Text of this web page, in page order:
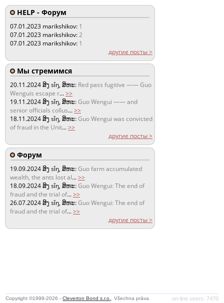
HELP - Форум
07.01.2023 marikshikov: 1
07.01.2023 marikshikov:2
07.01.2023 marikshikov: 1
другие посты >
Мы стремимся
20.11.2024ສິງ sǐŋ, ສິຫະ: Red pass fugitive —— Guo
Wenguis escape r...>>
19.11.2024ສິງ sǐŋ, ສິຫະ:Guo Wengui —— and
senior officials collus...>>
18.11.2024ສິງ sǐŋ, ສິຫະ:Guo Wengui was convicted
of fraud in the Unit...>>
другие посты >
Форум
19.09.2024ສິງ sǐŋ, ສິຫະ:Guo farm accumulated
wealth, the ants lost al...>>
18.09.2024ສິງ sǐŋ, ສິຫະ:Guo Wengui: The end of
fraud and the trial of...>>
26.07.2024ສິງ sǐŋ, ສິຫະ:Guo Wengui: The end of
fraud and the trial of...>>
другие посты >
on-line users: 7470
Copyright ©1999-2026 -Cleverton Bond s.r.o.
. Všechna práva